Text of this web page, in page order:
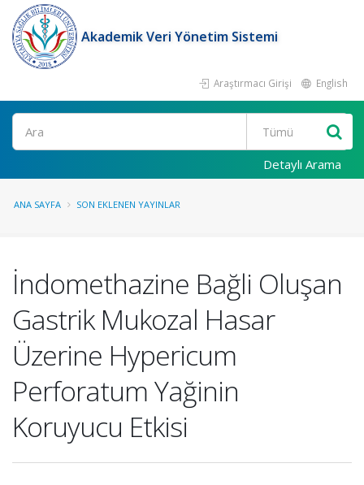
Akademik Veri Yönetim Sistemi
Araştırmacı Girişi English
Ara
Detaylı Arama
ANA SAYFA SON EKLENEN YAYINLAR
İndomethazine Bağli Oluşan
Gastrik Mukozal Hasar
Üzerine Hypericum
Perforatum Yağinin
Koruyucu Etkisi